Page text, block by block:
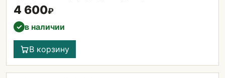
4 600₽
✓ в наличии
В корзину